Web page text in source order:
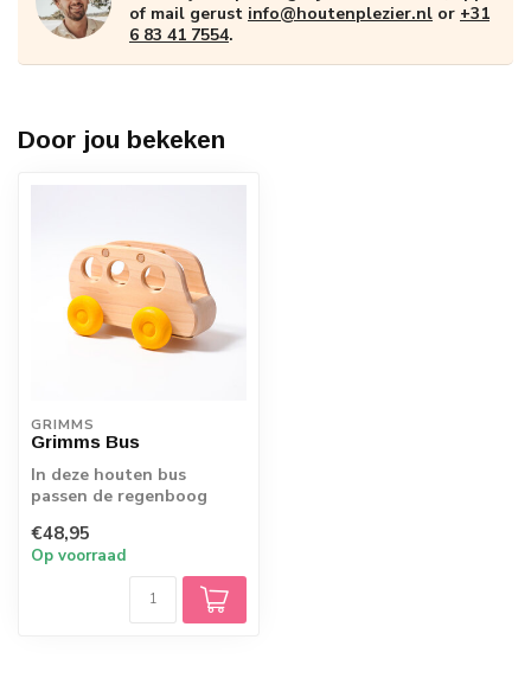
of mail gerust info@houtenplezier.nl or +31
6 83 41 7554.
Door jou bekeken
GRIMMS
Grimms Bus
In deze houten bus
passen de regenboog
perfect. Rijd jij ze...
€48,95
Op voorraad